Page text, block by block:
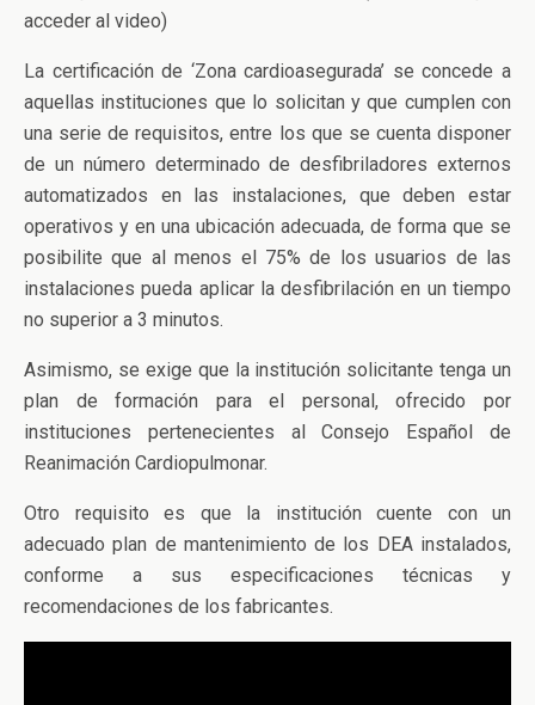
acceder al video)
La certificación de ‘Zona cardioasegurada’ se concede a
aquellas instituciones que lo solicitan y que cumplen con
una serie de requisitos, entre los que se cuenta disponer
de un número determinado de desfibriladores externos
automatizados en las instalaciones, que deben estar
operativos y en una ubicación adecuada, de forma que se
posibilite que al menos el 75% de los usuarios de las
instalaciones pueda aplicar la desfibrilación en un tiempo
no superior a 3 minutos.
Asimismo, se exige que la institución solicitante tenga un
plan de formación para el personal, ofrecido por
instituciones pertenecientes al Consejo Español de
Reanimación Cardiopulmonar.
Otro requisito es que la institución cuente con un
adecuado plan de mantenimiento de los DEA instalados,
conforme a sus especificaciones técnicas y
recomendaciones de los fabricantes.